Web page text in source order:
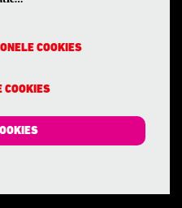
COOKIES
COOKIES